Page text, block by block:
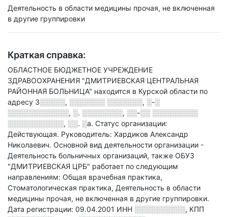
Деятельность в области медицины прочая, не включенная
в другие группировки
Краткая справка:
ОБЛАСТНОЕ БЮДЖЕТНОЕ УЧРЕЖДЕНИЕ
ЗДРАВООХРАНЕНИЯ "ДМИТРИЕВСКАЯ ЦЕНТРАЛЬНАЯ
РАЙОННАЯ БОЛЬНИЦА" находится в Курской области по
адресу 3░░░░░, ░░░░░░░ ░░░░░░░, ░-░
░░░░░░░░░░░░, ░. ░░░░░░░░, ░░-░░ ░░░░░░░░░
░░░░░░░░░░░, ░░. ░а. Статус организации:
Действующая. Руководитель: Хардиков Александр
Николаевич. Основной вид деятельности организации -
Деятельность больничных организаций, также ОБУЗ
"ДМИТРИЕВСКАЯ ЦРБ" работает по следующим
направлениям: Общая врачебная практика,
Стоматологическая практика, Деятельность в области
медицины прочая, не включенная в другие группировки.
Дата регистрации: 09.04.2001 ИНН ░░░░░░░░░░, КПП